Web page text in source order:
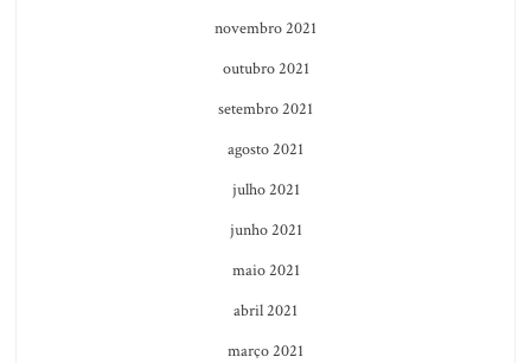
novembro 2021
outubro 2021
setembro 2021
agosto 2021
julho 2021
junho 2021
maio 2021
abril 2021
março 2021